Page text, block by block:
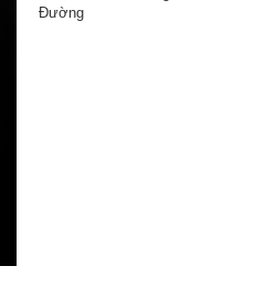
Đường